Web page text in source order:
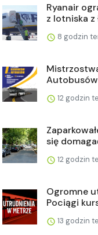
Ryanair
z lotniska z
8 godzin
12 godzin
się
12 godzin
Ogromne
Pociągi
13 godzin